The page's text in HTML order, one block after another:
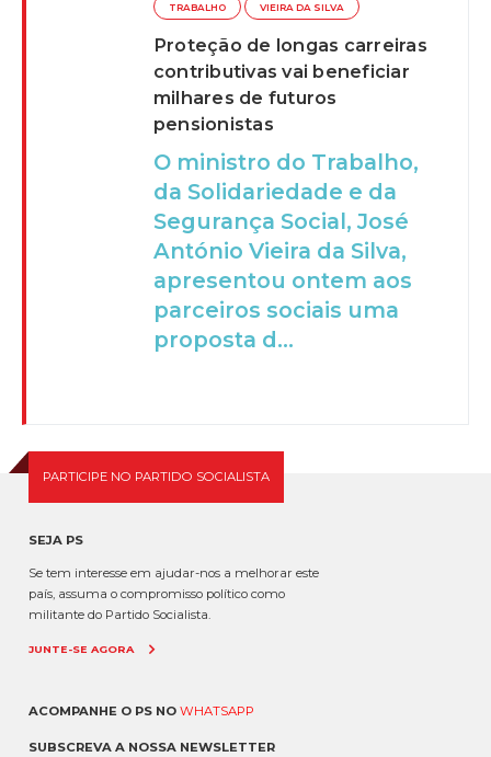
TRABALHO VIEIRA DA SILVA
Proteção de longas carreiras
contributivas vai beneficiar
milhares de futuros
pensionistas
O ministro do Trabalho,
da Solidariedade e da
Segurança Social, José
António Vieira da Silva,
apresentou ontem aos
parceiros sociais uma
proposta d...
PARTICIPE NO PARTIDO SOCIALISTA
SEJA PS
Se tem interesse em ajudar-nos a melhorar este
país, assuma o compromisso político como
militante do Partido Socialista.
JUNTE-SE AGORA
ACOMPANHE O PS NO WHATSAPP
SUBSCREVA A NOSSA NEWSLETTER